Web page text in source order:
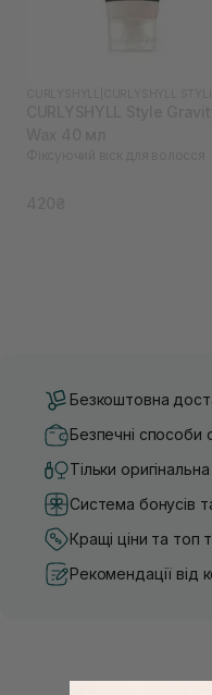
Безкоштовна
Безпечні способи
Тільки
Система бонусів
Кращі ціни та топ
Рекомендації від